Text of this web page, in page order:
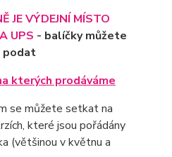
JE VÝDEJNÍ MÍSTO
UPS - balíčky můžete
podat
kterých prodáváme
se můžete setkat na
které jsou pořádány
(většinou v květnu a